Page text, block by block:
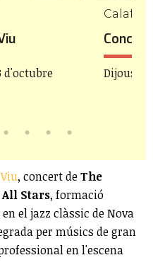
d'octubre
Calafell
Dijous 6
, concert deThe
Stars, formació
el jazz clàssic de Nova
per músics de gran
en l'escena